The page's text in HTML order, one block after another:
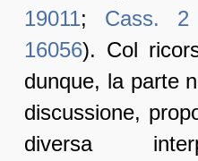
19011; Cass.
16056). Col
dunque, la parte
discussione,
diversa